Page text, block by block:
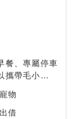
餐、專屬停車
帶毛小孩同
物
借